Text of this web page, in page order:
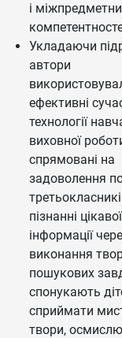
і
Укладаючи
автори
ефективні
технології
виховної
спрямовані на
задоволення
пізнанні цікавої
інформації
виконання
пошукових
спонукають
сприймати
твори,